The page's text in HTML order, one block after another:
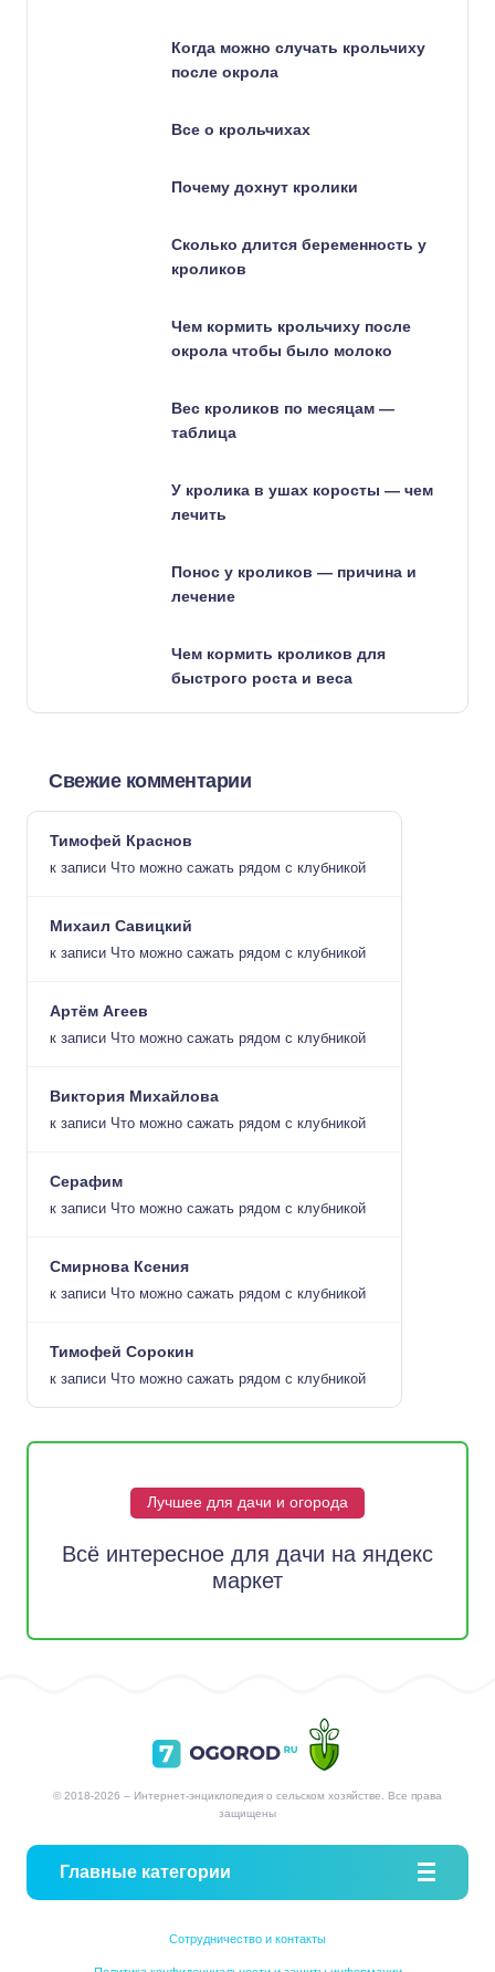
Когда можно случать крольчиху
после окрола
Все о крольчихах
Почему дохнут кролики
Сколько длится беременность у
кроликов
Чем кормить крольчиху после
окрола чтобы было молоко
Вес кроликов по месяцам —
таблица
У кролика в ушах коросты — чем
лечить
Понос у кроликов — причина и
лечение
Чем кормить кроликов для
быстрого роста и веса
Свежие комментарии
Тимофей Краснов
к записи Что можно сажать рядом с клубникой
Михаил Савицкий
к записи Что можно сажать рядом с клубникой
Артём Агеев
к записи Что можно сажать рядом с клубникой
Виктория Михайлова
к записи Что можно сажать рядом с клубникой
Серафим
к записи Что можно сажать рядом с клубникой
Смирнова Ксения
к записи Что можно сажать рядом с клубникой
Тимофей Сорокин
к записи Что можно сажать рядом с клубникой
Лучшее для дачи и огорода
Всё интересное для дачи на яндекс
маркет
© 2018-2026 – Интернет-энциклопедия о сельском хозяйстве. Все права
защищены
Главные категории
Сотрудничество и контакты